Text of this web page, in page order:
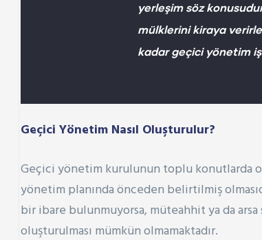
yerleşim söz
mülklerini kiraya
kadar geçici yönetim
Geçici Yönetim Nasıl Oluşturulur?
Geçici yönetim kurulunun toplu konutlarda
yönetim planında önceden belirtilmiş
bir ibare bulunmuyorsa, müteahhit ya da
oluşturulması mümkün olmamaktadır.